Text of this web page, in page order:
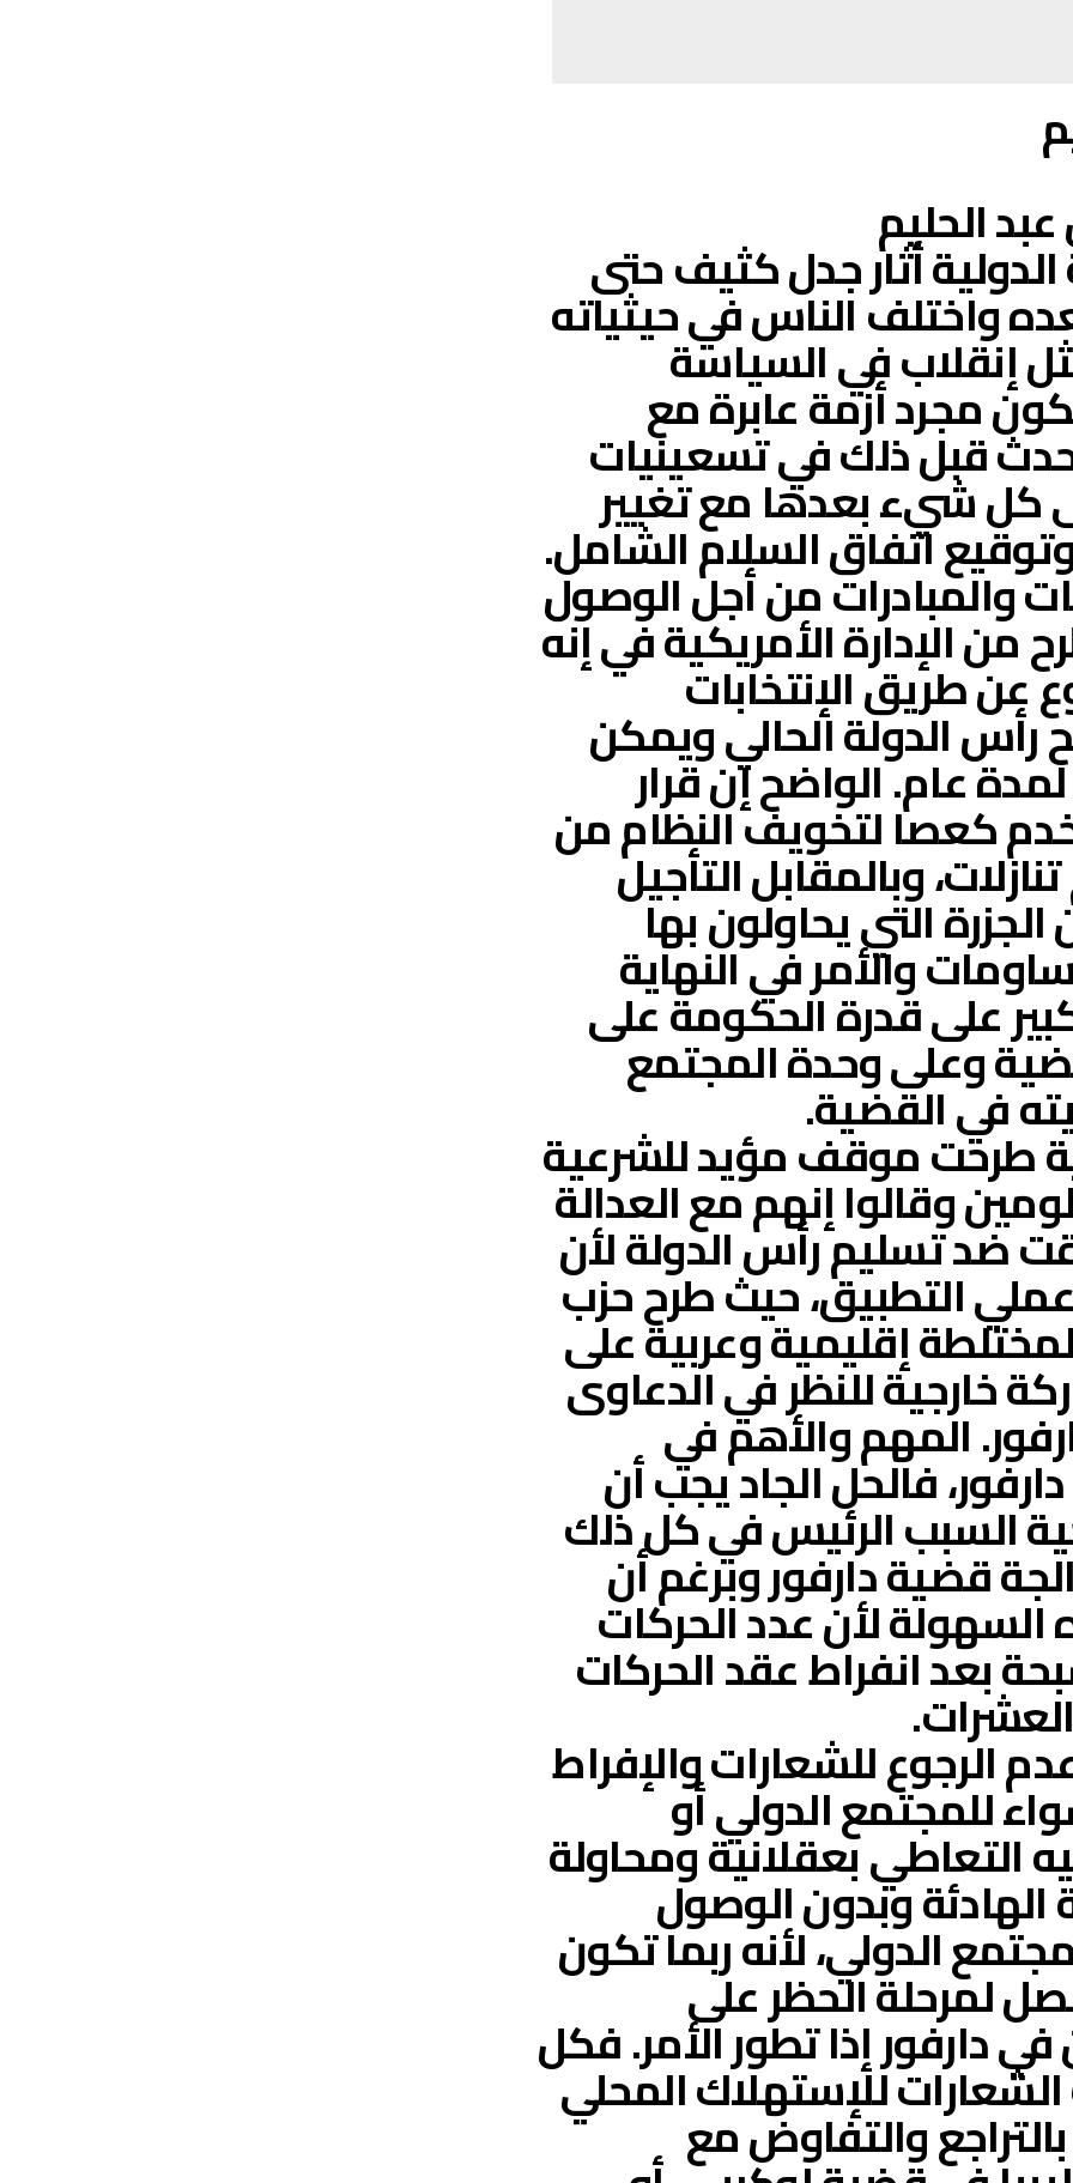
الحليم
الدولية أثار جدل كثيف حتى
واختلف الناس في حيثياته
إنقلاب في السياسة
مجرد أزمة عابرة مع
قبل ذلك في تسعينيات
كل شيء بعدها مع تغيير
اتفاق السلام الشامل.
والمبادرات من أجل الوصول
الإدارة الأمريكية في إنه
طريق الإنتخابات
رأس الدولة الحالي ويمكن
عام. الواضح إن قرار
كعصا لتخويف النظام من
وبالمقابل التأجيل
التي يحاولون بها
والأمر في النهاية
على قدرة الحكومة على
وعلى وحدة المجتمع
في القضية.
طرحت موقف مؤيد للشرعية
وقالوا إنهم مع العدالة
ضد تسليم رأس الدولة لأن
عملي التطبيق، حيث طرح حزب
إقليمية وعربية على
خارجية للنظر في الدعاوى
المهم والأهم في
فالحل الجاد يجب أن
السبب الرئيس في كل ذلك
قضية دارفور وبرغم أن
لأن عدد الحركات
بعد انفراط عقد الحركات
الرجوع للشعارات والإفراط
للمجتمع الدولي أو
التعاطي بعقلانية ومحاولة
وبدون الوصول
الدولي، لأنه ربما تكون
لمرحلة الحظر على
دارفور إذا تطور الأمر. فكل
للإستهلاك المحلي
والتفاوض مع